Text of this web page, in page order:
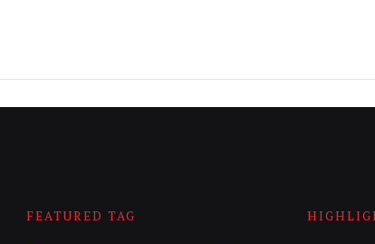
FEATURED TAG